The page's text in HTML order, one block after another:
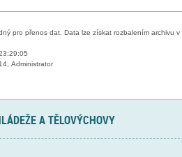
pro přenos dat. Data lze získat rozbalením archivu
Administrator
A TĚLOVÝCHOVY